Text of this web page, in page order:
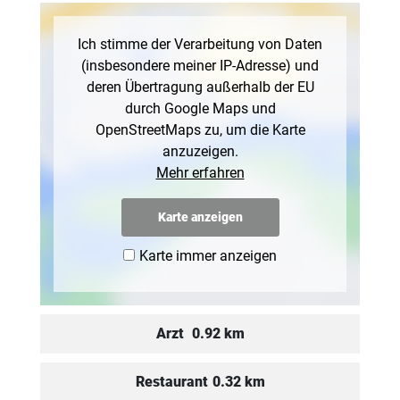
Ich stimme der Verarbeitung von Daten
(insbesondere meiner IP-Adresse) und
deren Übertragung außerhalb der EU
durch Google Maps und
OpenStreetMaps zu, um die Karte
anzuzeigen.
Mehr erfahren
Karte anzeigen
Karte immer anzeigen
Arzt 0.92 km
Restaurant 0.32 km